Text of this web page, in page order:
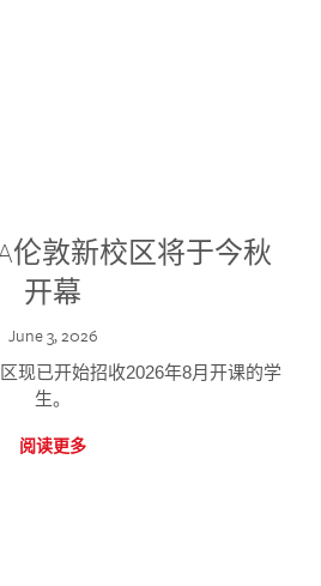
伦敦新校区将于今秋
开幕
June 3, 2026
现已开始招收2026年8月开课的学
生。
阅读更多